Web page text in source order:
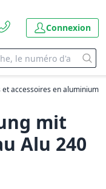
Connexion
et accessoires en aluminium
mit
Alu 240